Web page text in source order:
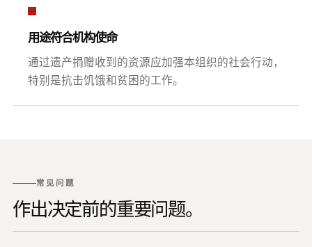
用途符合机构使命
通过遗产捐赠收到的资源应加强本组织的社会行动，
特别是抗击饥饿和贫困的工作。
常见问题
作出决定前的重要问题。